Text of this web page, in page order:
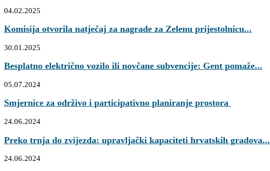
04.02.2025
Komisija otvorila natječaj za nagrade za Zelenu prijestolnicu...
30.01.2025
Besplatno električno vozilo ili novčane subvencije: Gent pomaže...
05.07.2024
Smjernice za održivo i participativno planiranje prostora
24.06.2024
Preko trnja do zvijezda: upravljački kapaciteti hrvatskih gradova...
24.06.2024